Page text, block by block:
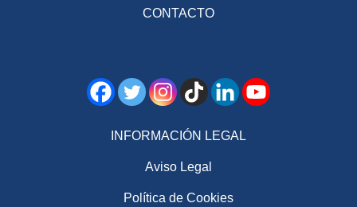
CONTACTO
INFORMACIÓN LEGAL
Aviso Legal
Política de Cookies